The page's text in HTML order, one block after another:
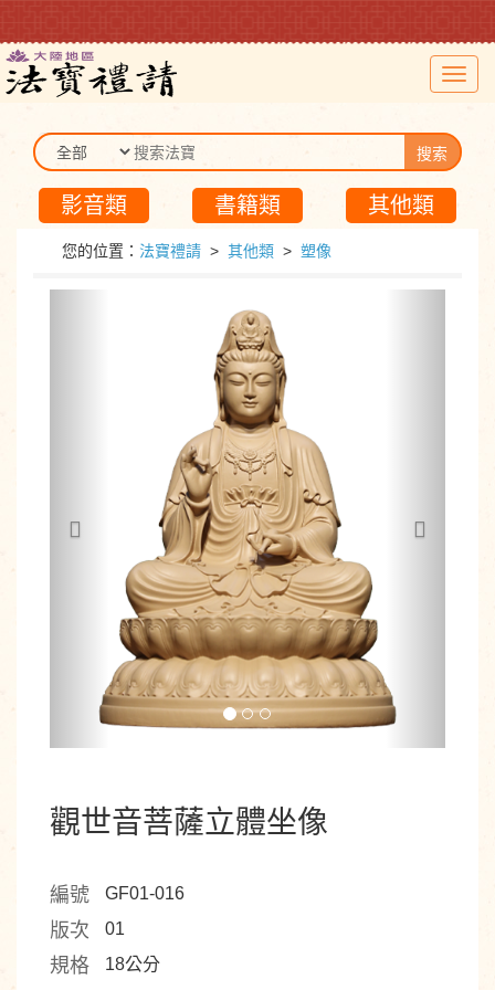
搜索
影音類 書籍類 其他類
您的位置： 法寶禮請 > 其他類 > 塑像
觀世音菩薩立體坐像
編號 GF01-016
版次 01
規格 18公分